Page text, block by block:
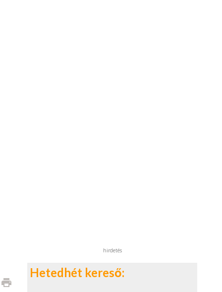
print
hirdetés
Hetedhét kereső: